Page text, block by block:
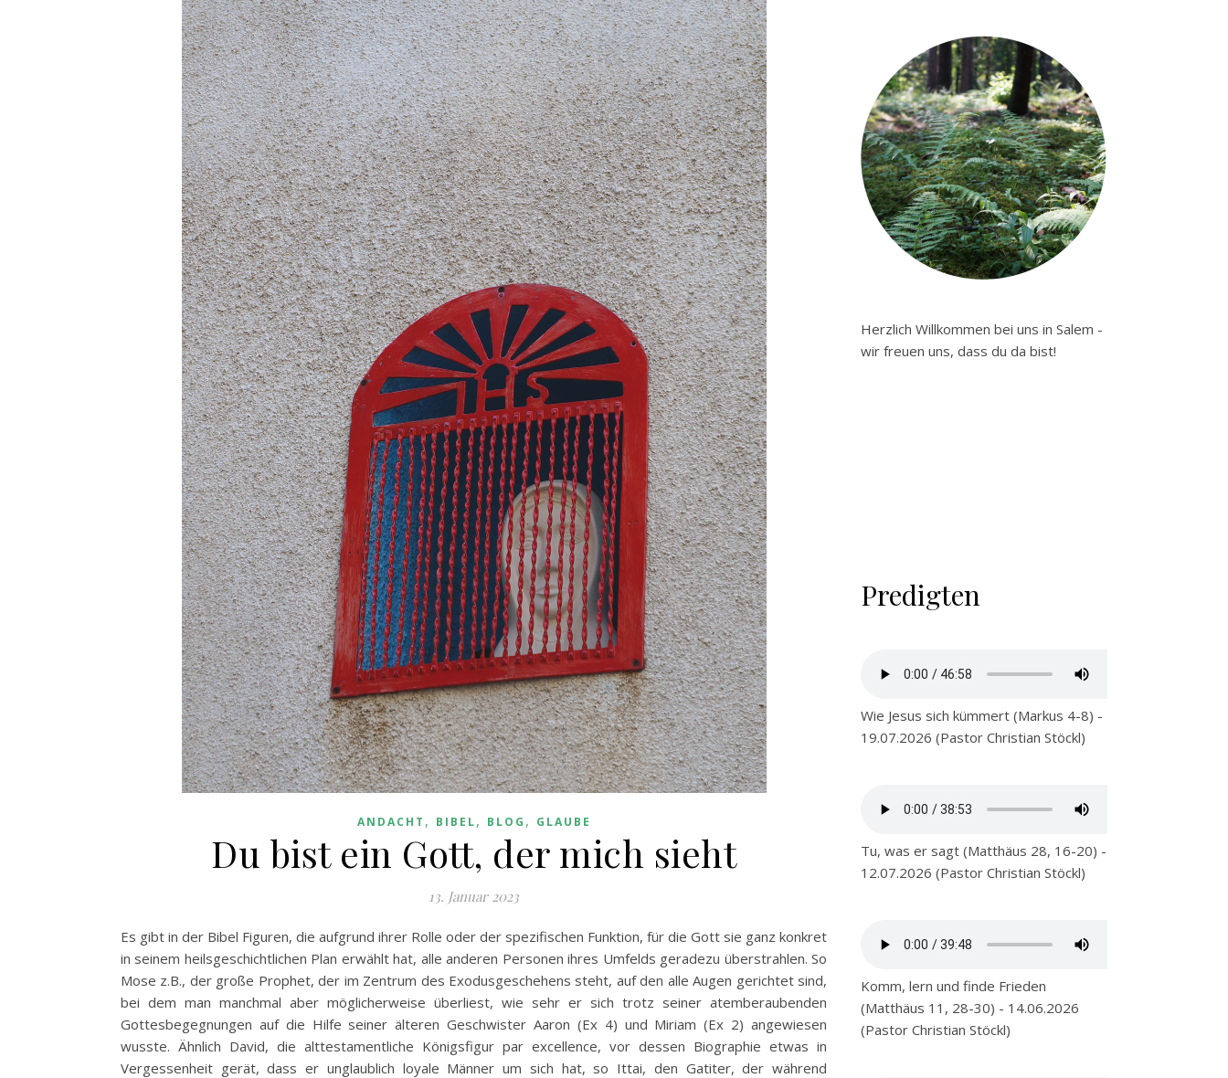
ANDACHT , BIBEL, BLOG , GLAUBE
Du bist ein Gott, der mich sieht
13. Januar 2023
Es gibt in der Bibel Figuren, die aufgrund ihrer Rolle oder der spezifischen Funktion, für die Gott sie ganz konkret
in seinem heilsgeschichtlichen Plan erwählt hat, alle anderen Personen ihres Umfelds geradezu überstrahlen. So
Mose z.B., der große Prophet, der im Zentrum des Exodusgeschehens steht, auf den alle Augen gerichtet sind,
bei dem man manchmal aber möglicherweise überliest, wie sehr er sich trotz seiner atemberaubenden
Gottesbegegnungen auf die Hilfe seiner älteren Geschwister Aaron (Ex 4) und Miriam (Ex 2) angewiesen
wusste. Ähnlich David, die alttestamentliche Königsfigur par excellence, vor dessen Biographie etwas in
Vergessenheit gerät, dass er unglaublich loyale Männer um sich hat, so Ittai, den Gatiter, der während
Herzlich Willkommen bei uns in Salem -
wir freuen uns, dass du da bist!
Predigten
Wie Jesus sich kümmert (Markus 4-8) -
19.07.2026 (Pastor Christian Stöckl)
Tu, was er sagt (Matthäus 28, 16-20) -
12.07.2026 (Pastor Christian Stöckl)
Komm, lern und finde Frieden
(Matthäus 11, 28-30) - 14.06.2026
(Pastor Christian Stöckl)